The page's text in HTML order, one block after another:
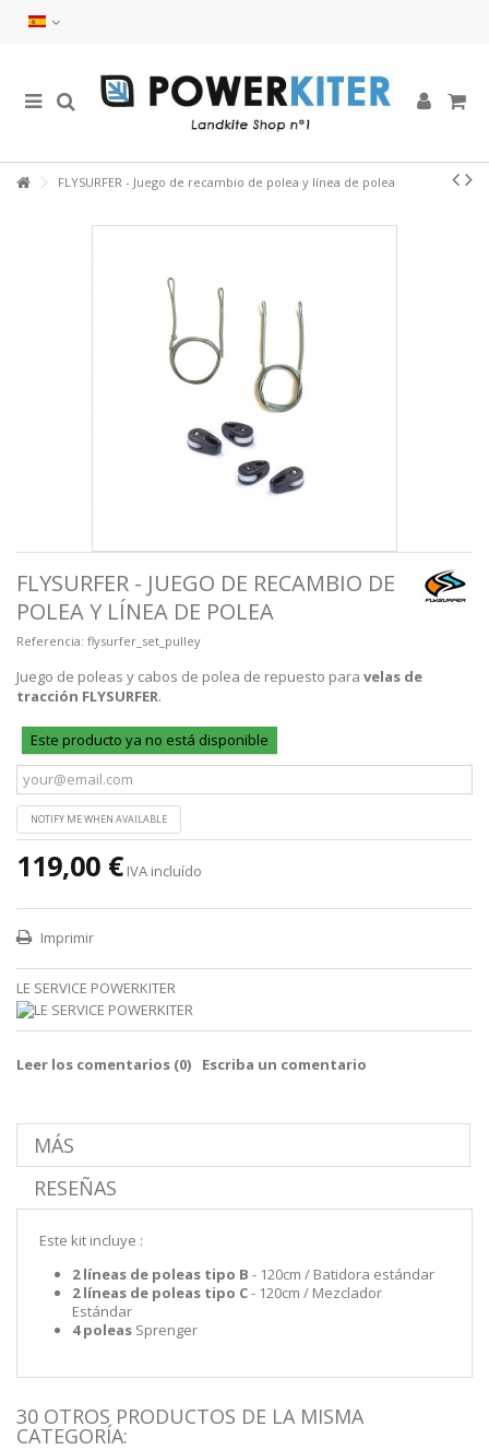
FLYSURFER - Juego de recambio de polea y línea de polea
FLYSURFER - JUEGO DE RECAMBIO DE
POLEA Y LÍNEA DE POLEA
Referencia: flysurfer_set_pulley
Juego de poleas y cabos de polea de repuesto para velas de
tracción FLYSURFER.
Este producto ya no está disponible
NOTIFY ME WHEN AVAILABLE
119,00 € IVA incluído
Imprimir
LE SERVICE POWERKITER
Leer los comentarios (0) Escriba un comentario
MÁS
RESEÑAS
Este kit incluye :
2 líneas de poleas tipo B - 120cm / Batidora estándar
2 líneas de poleas tipo C- 120cm / Mezclador
Estándar
4 poleas Sprenger
30 OTROS PRODUCTOS DE LA MISMA
CATEGORÍA: